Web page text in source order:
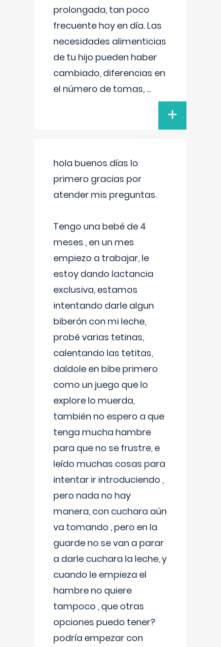
prolongada, tan poco
frecuente hoy en día. Las
necesidades alimenticias
de tu hijo pueden haber
cambiado, diferencias en
el número de tomas, ...
+
hola buenos días lo
primero gracias por
atender mis preguntas.
Tengo una bebé de 4
meses , en un mes
empiezo a trabajar, le
estoy dando lactancia
exclusiva, estamos
intentando darle algun
biberón con mi leche,
probé varias tetinas,
calentando las tetitas,
daldole en bibe primero
como un juego que lo
explore lo muerda,
también no espero a que
tenga mucha hambre
para que no se frustre, e
leído muchas cosas para
intentar ir introduciendo ,
pero nada no hay
manera, con cuchara aún
va tomando , pero en la
guarde no se van a parar
a darle cuchara la leche, y
cuando le empieza el
hambre no quiere
tampoco , que otras
opciones puedo tener?
podría empezar con